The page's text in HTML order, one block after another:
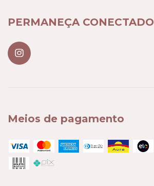
PERMANEÇA CONECTADO
Meios de pagamento